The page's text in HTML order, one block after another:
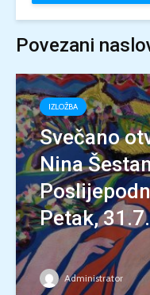
Povezani
IZLOŽBA
Svečano
Nina
Petak,
Administrator